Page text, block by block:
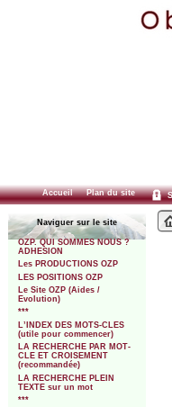
Accueil Plan du site
Naviguer sur le site
OZP. QUI SOMMES NOUS ?
ADHESION
Les PRODUCTIONS OZP
LES POSITIONS OZP
Le Site OZP (Aides /
Evolution)
***
L’INDEX DES MOTS-CLES
(utile pour commencer)
LA RECHERCHE PAR MOT-
CLE ET CROISEMENT
(recommandée)
LA RECHERCHE PLEIN
TEXTE sur un mot
***